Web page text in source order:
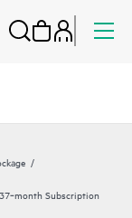
Subscription